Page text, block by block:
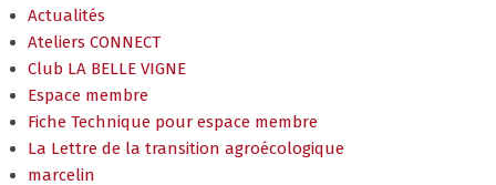
Actualités
Ateliers CONNECT
Club LA BELLE VIGNE
Espace membre
Fiche Technique pour espace membre
La Lettre de la transition agroécologique
marcelin